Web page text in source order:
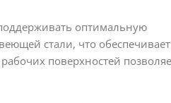
оптимальную
стали, что обеспечивает
поверхностей